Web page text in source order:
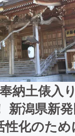
納土俵入
新潟県新
性化のため